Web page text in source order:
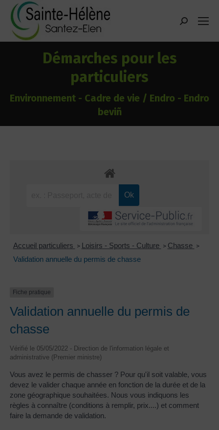
principal
Recherche
Démarches pour les
particuliers
Environnement - Cadre de vie / Endro - Endro
beviñ
Accueil particuliers > Loisirs - Sports - Culture > Chasse >
Validation annuelle du permis de chasse
Fiche pratique
Validation annuelle du permis de
chasse
Vérifié le 05/05/2022 - Direction de l'information légale et
administrative (Premier ministre)
Vous avez le permis de chasser ? Pour qu'il soit valable, vous
devez le valider chaque année en fonction de la durée et de la
zone géographique souhaitées. Nous vous indiquons les
règles à connaître (conditions à remplir, prix....) et comment
faire la demande de validation.